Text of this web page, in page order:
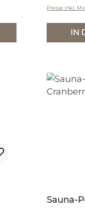
Preise inkl.
IN
Sauna-